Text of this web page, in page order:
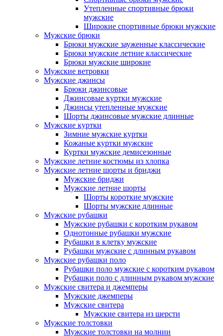
Утепленные спортивные брюки
мужские
Широкие спортивные брюки мужские
Мужские брюки
Брюки мужские зауженные классические
Брюки мужские летние классические
Брюки мужские широкие
Мужские ветровки
Мужские джинсы
Брюки джинсовые
Джинсовые куртки мужские
Джинсы утепленные мужские
Шорты джинсовые мужские длинные
Мужские куртки
Зимние мужские куртки
Кожаные куртки мужские
Куртки мужские демисезонные
Мужские летние костюмы из хлопка
Мужские летние шорты и бриджи
Мужские бриджи
Мужские летние шорты
Шорты короткие мужские
Шорты мужские длинные
Мужские рубашки
Мужские рубашки с коротким рукавом
Однотонные рубашки мужские
Рубашки в клетку мужские
Рубашки мужские с длинным рукавом
Мужские рубашки поло
Рубашки поло мужские с коротким рукавом
Рубашки поло с длинным рукавом мужские
Мужские свитера и джемперы
Мужские джемперы
Мужские свитера
Мужские свитера из шерсти
Мужские толстовки
Мужские толстовки на молнии